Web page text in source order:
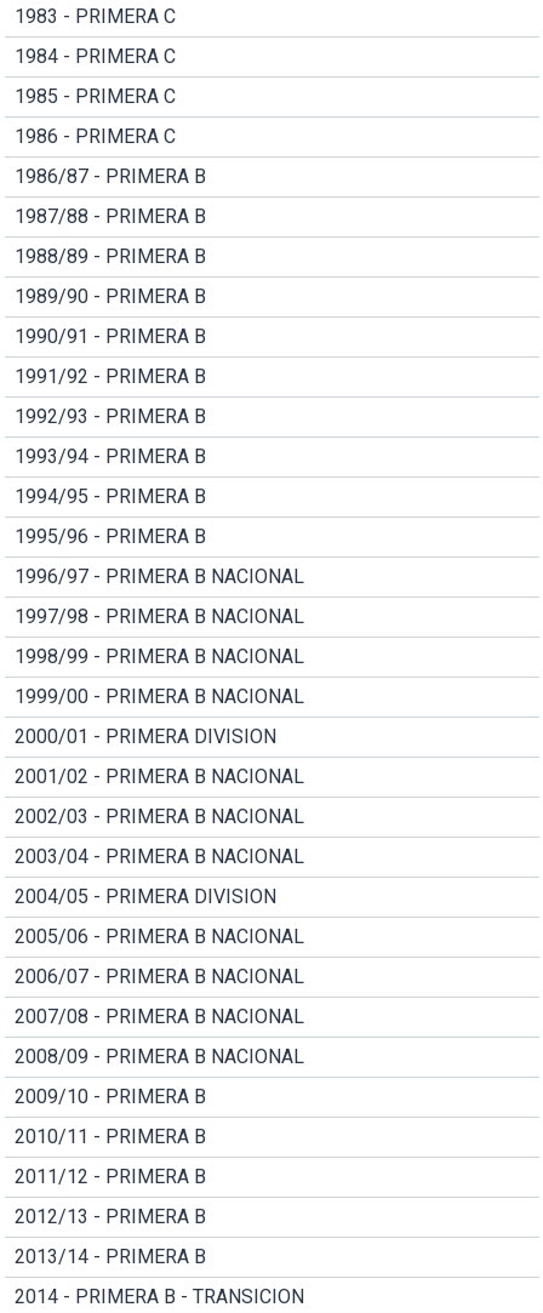
1983 - PRIMERA C
1984 - PRIMERA C
1985 - PRIMERA C
1986 - PRIMERA C
1986/87 - PRIMERA B
1987/88 - PRIMERA B
1988/89 - PRIMERA B
1989/90 - PRIMERA B
1990/91 - PRIMERA B
1991/92 - PRIMERA B
1992/93 - PRIMERA B
1993/94 - PRIMERA B
1994/95 - PRIMERA B
1995/96 - PRIMERA B
1996/97 - PRIMERA B NACIONAL
1997/98 - PRIMERA B NACIONAL
1998/99 - PRIMERA B NACIONAL
1999/00 - PRIMERA B NACIONAL
2000/01 - PRIMERA DIVISION
2001/02 - PRIMERA B NACIONAL
2002/03 - PRIMERA B NACIONAL
2003/04 - PRIMERA B NACIONAL
2004/05 - PRIMERA DIVISION
2005/06 - PRIMERA B NACIONAL
2006/07 - PRIMERA B NACIONAL
2007/08 - PRIMERA B NACIONAL
2008/09 - PRIMERA B NACIONAL
2009/10 - PRIMERA B
2010/11 - PRIMERA B
2011/12 - PRIMERA B
2012/13 - PRIMERA B
2013/14 - PRIMERA B
2014 - PRIMERA B - TRANSICION